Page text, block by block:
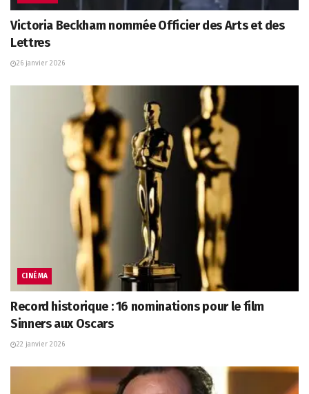
Victoria Beckham nommée Officier des Arts et des
Lettres
26 janvier 2026
CINÉMA
Record historique : 16 nominations pour le film
Sinners aux Oscars
22 janvier 2026